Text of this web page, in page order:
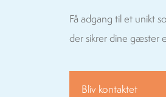
Få adgang til et unikt
der sikrer dine gæster
Bliv kontaktet